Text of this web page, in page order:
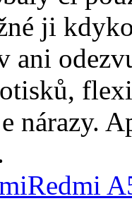
ji
ani
nárazy.
Redmi